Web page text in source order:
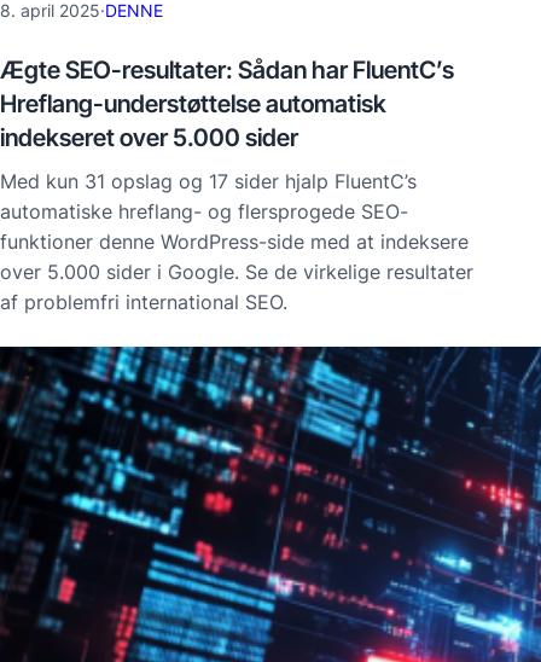
8. april 2025·DENNE
Ægte SEO-resultater: Sådan har FluentC’s
Hreflang-understøttelse automatisk
indekseret over 5.000 sider
Med kun 31 opslag og 17 sider hjalp FluentC’s
automatiske hreflang- og flersprogede SEO-
funktioner denne WordPress-side med at indeksere
over 5.000 sider i Google. Se de virkelige resultater
af problemfri international SEO.